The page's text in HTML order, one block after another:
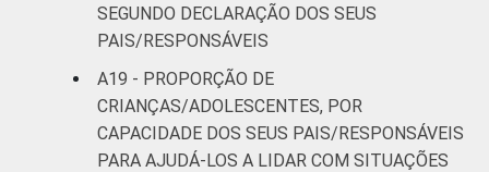
SEGUNDO DECLARAÇÃO DOS SEUS
PAIS/RESPONSÁVEIS
A19 - PROPORÇÃO DE
CRIANÇAS/ADOLESCENTES, POR
CAPACIDADE DOS SEUS PAIS/RESPONSÁVEIS
PARA AJUDÁ-LOS A LIDAR COM SITUAÇÕES